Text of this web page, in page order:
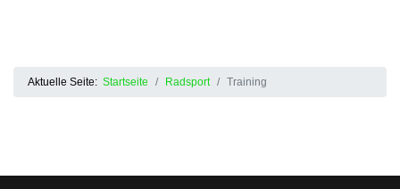
Aktuelle Seite: Startseite Radsport Training